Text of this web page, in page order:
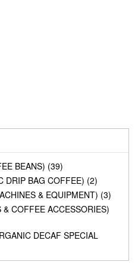
BEANS) (39)
DRIP BAG COFFEE) (2)
& EQUIPMENT) (3)
COFFEE ACCESSORIES)
DECAF SPECIAL